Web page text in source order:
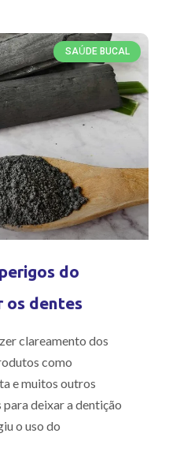
SAÚDE BUCAL
do
os dentes
clareamento dos
como
e muitos outros
deixar a dentição
o uso do